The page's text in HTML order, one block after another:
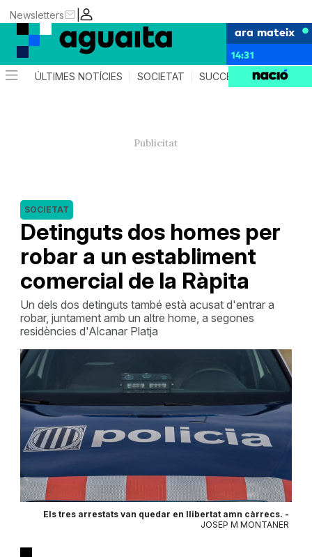
|
Newsletters
ara mateix
14:31
ÚLTIMES NOTÍCIES SOCIETAT SUCCESSOS AGENDA
Detinguts dos homes per
robar a un establiment
comercial de la Ràpita
SOCIETAT
Un dels dos detinguts també està acusat d'entrar a
robar, juntament amb un altre home, a segones
residències d'Alcanar Platja
Els tres arrestats van quedar en llibertat amn càrrecs. -
JOSEP M MONTANER